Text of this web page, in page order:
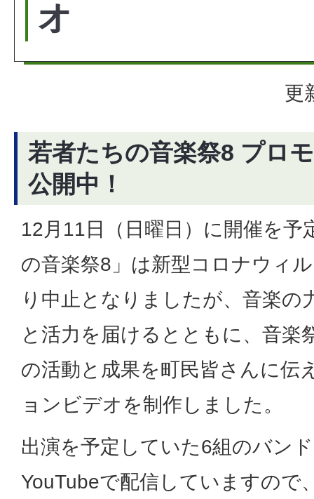
オ
更
若者たちの音楽祭8 プロ
公開中！
12月11日（日曜日）に開催を予
の音楽祭8」は新型コロナウィ
り中止となりましたが、音楽の
と活力を届けるとともに、音楽
の活動と成果を町民皆さんに伝
ョンビデオを制作しました。
出演を予定していた6組のバン
YouTubeで配信していますので